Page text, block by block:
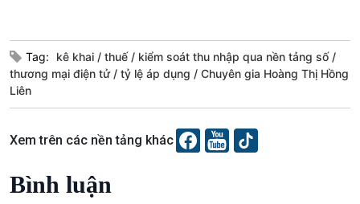
Bước chân đến trường
Văn hoá & Du lịch
Tag: kê khai thuế
kiểm soát thu nhập qua nền tảng số
thương mại điện tử
tỷ lệ áp dụng
Chuyên gia Hoàng Thị Hồng
Liên
Xem trên các nền tảng khác
Bình luận